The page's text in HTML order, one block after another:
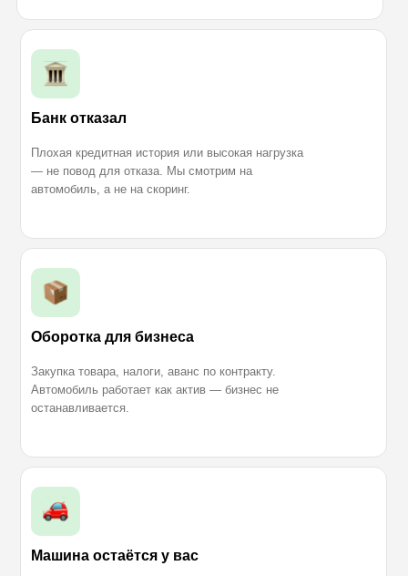
Банк отказал
Плохая кредитная история или высокая нагрузка
— не повод для отказа. Мы смотрим на
автомобиль, а не на скоринг.
Оборотка для бизнеса
Закупка товара, налоги, аванс по контракту.
Автомобиль работает как актив — бизнес не
останавливается.
Машина остаётся у вас